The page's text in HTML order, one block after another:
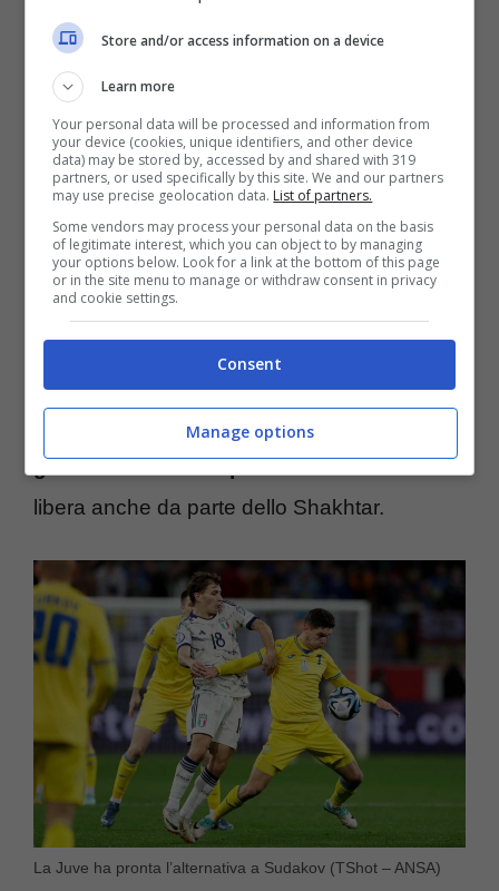
fatte tutte le possibili valutazioni su quello
che sarà il cambio di maglia per
che è pronto a firmare con un altro club
Calciomercato: comprano
Sudakov in Europa
7 gol in stagione in 28 partite e tante,
tantissime giocate di qualità. Perché la
crescita è impressionante diSudakov
pronto ad andare a giocare in un altro
libera anche da parte dello Shakhtar.
La Juve ha pronta l’alternativa a Sudakov (TShot – ANSA)
Store and/or access information on a device
Learn more
Your personal data will be processed and information from
your device (cookies, unique identifiers, and other device
data) may be stored by, accessed by and shared with 319
partners, or used specifically by this site. We and our partners
may use precise geolocation data. List of partners.
Some vendors may process your personal data on the basis
of legitimate interest, which you can object to by managing
your options below. Look for a link at the bottom of this page
or in the site menu to manage or withdraw consent in privacy
and cookie settings.
Consent
Manage options